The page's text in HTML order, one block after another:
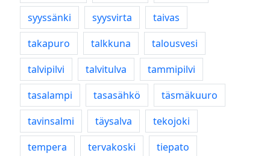
syyssänki
syysvirta
taivas
takapuro
talkkuna
talousvesi
talvipilvi
talvitulva
tammipilvi
tasalampi
tasasähkö
täsmäkuuro
tavinsalmi
täysalva
tekojoki
tempera
tervakoski
tiepato